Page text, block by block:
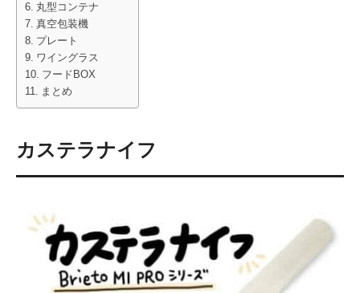
丸型コンテナ
真空包装機
プレート
ワイングラス
フードBOX
まとめ
カステラナイフ